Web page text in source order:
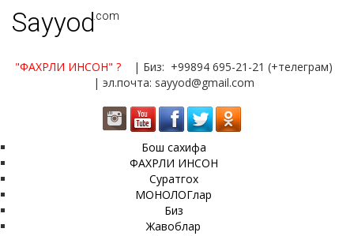
Sayyod.com
"ФАХРЛИ ИНСОН" ?
| Биз: +99894 695-21-21 (+телеграм)
| эл.почта: sayyod@gmail.com
Бош сахифа
ФАХРЛИ ИНСОН
Суратгох
МОНОЛОГлар
Биз
Жавоблар